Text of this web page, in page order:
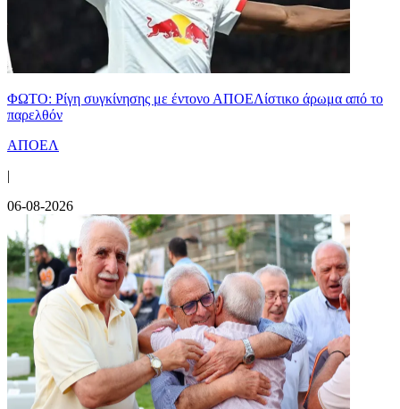
ΦΩΤΟ: Ρίγη συγκίνησης με έντονο ΑΠΟΕΛίστικο άρωμα από το
παρελθόν
ΑΠΟΕΛ
|
06-08-2026